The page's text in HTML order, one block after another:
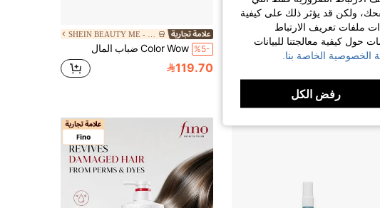
Lazchatte
%5-
%5- Color Wow ضباب المال
119.70
ولكن قد يؤثر ذلك على كيفية
ملفات تعريف الارتباط
حول كيفية معالجتنا للبيانات
الخصوصية الخاصة بنا.
رفض الكل